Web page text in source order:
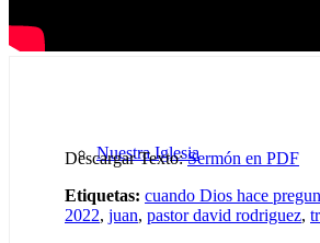
Nuestra Iglesia
Descargar Texto:Sermón en PDF
Etiquetas: cuando Dios hace
2022, juan, pastor david rodriguez,